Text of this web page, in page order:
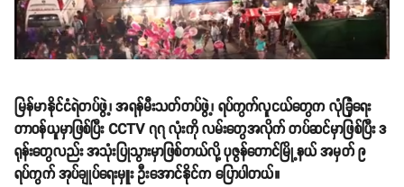
မြန်မာနိုင်ငံရဲတပ်ဖွဲ့၊ အရန်မီးသတ်တပ်ဖွဲ့၊ ရပ်ကွက်လူငယ်တွေက လုံခြုံရေး
တာဝန်ယူမှာဖြစ်ပြီး CCTV ၇၇ လုံးကို လမ်းတွေအလိုက် တပ်ဆင်မှာဖြစ်ပြီး ဒ
ရုန်းတွေလည်း အသုံးပြုသွားမှာဖြစ်တယ်လို့ ပုဇွန်တောင်မြို့နယ် အမှတ် ၉
ရပ်ကွက် အုပ်ချုပ်ရေးမှူး ဦးအောင်နိုင်က ပြောပါတယ်။